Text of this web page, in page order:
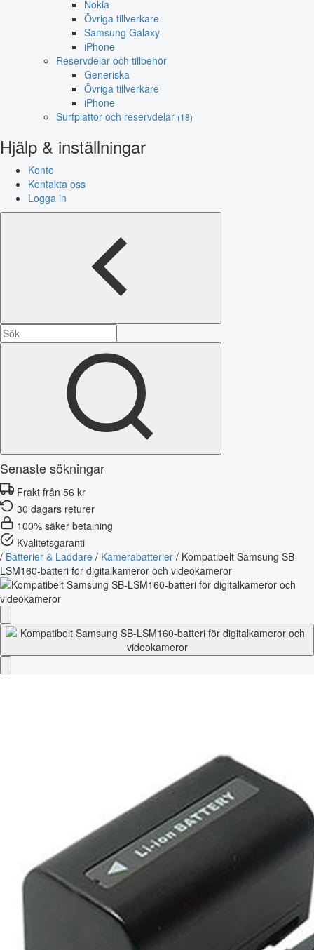
Nokia
Övriga tillverkare
Samsung Galaxy
iPhone
Reservdelar och tillbehör
Generiska
Övriga tillverkare
iPhone
Surfplattor och reservdelar (18)
Hjälp & inställningar
Konto
Kontakta oss
Logga in
Senaste sökningar
Frakt från 56 kr
30 dagars returer
100% säker betalning
Kvalitetsgaranti
/ Batterier & Laddare / Kamerabatterier / Kompatibelt Samsung SB-
LSM160-batteri för digitalkameror och videokameror